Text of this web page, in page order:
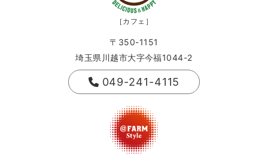
［カフェ］
〒350-1151
埼玉県川越市大字今福1044-2
049-241-4115